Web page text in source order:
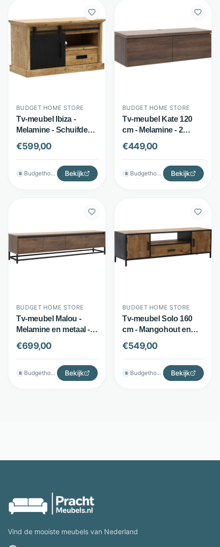
BUDGET HOME STORE
Tv-meubel Ibiza -
Melamine - Schuifdeur,
lade en 3 open vakken
- Mango - Budget
Home Store
€599,00
B Budgethomestore Bekijk
BUDGET HOME STORE
Tv-meubel Kate 120
cm - Melamine - 2
softclose kleppen -
Bruin - Budget Home
Store
€449,00
B Budgethomestore Bekijk
BUDGET HOME STORE
Tv-meubel Malou -
Melamine en metaal - 4
softclose-deuren -
Dark mango - Budget
Home Store
€699,00
B Budgethomestore Bekijk
BUDGET HOME STORE
Tv-meubel Solo 160
cm - Mangohout en
staal - 2 deuren en lade
- Bruin zwart - Budget
Home Store
€549,00
B Budgethomestore Bekijk
Vind de mooiste meubels van Nederland